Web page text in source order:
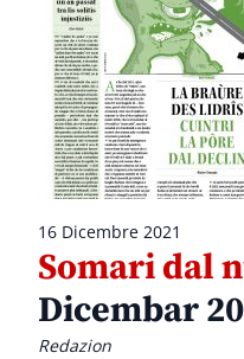
16 Dicembre 2021
Somari dal
Dicembar
Redazion